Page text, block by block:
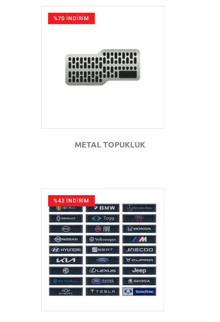
%70 İNDİRİM
GÖZAT
METAL TOPUKLUK
%43 İNDİRİM
GÖZAT